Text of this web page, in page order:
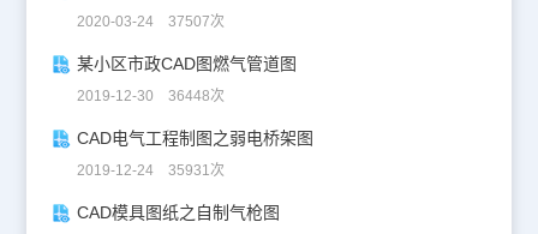
2020-03-24 37507次
某小区市政CAD图燃气管道图
2019-12-30 36448次
CAD电气工程制图之弱电桥架图
2019-12-24 35931次
CAD模具图纸之自制气枪图